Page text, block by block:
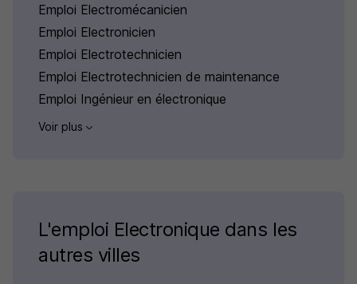
Emploi Electromécanicien
Emploi Electronicien
Emploi Electrotechnicien
Emploi Electrotechnicien de maintenance
Emploi Ingénieur en électronique
Voir plus
L'emploi Electronique dans les
autres villes